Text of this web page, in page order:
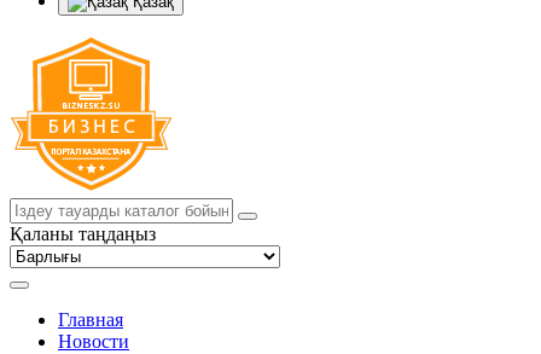
Қаланы таңдаңыз
Главная
Новости